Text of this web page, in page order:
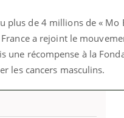
plus de 4 millions de « Mo
France a rejoint le
une récompense à la
les cancers masculins.